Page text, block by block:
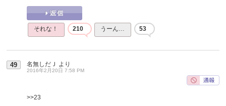
それな！ 210 うーん… 53
49 名無しだＪ より
2016年2月20日 7:58 PM
>>23